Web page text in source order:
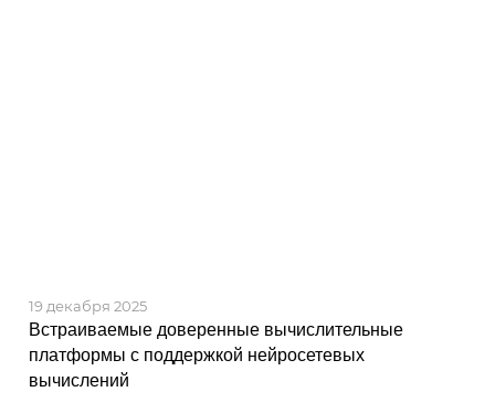
Встраиваемые доверенные вычислительные
платформы с поддержкой нейросетевых
вычислений
19 декабря 2025